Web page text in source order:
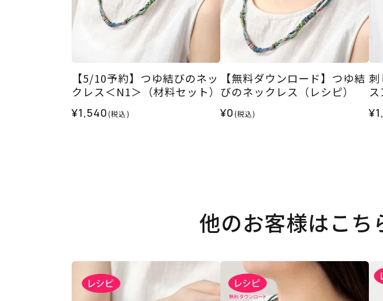
【5/10予約】つゆ結びのネッ
クレス＜N1＞（材料セット）
¥1,540(税込)
【無料ダウンロード】つゆ結
びのネックレス（レシピ）
¥0(税込)
刺
ス
他のお客様はこち